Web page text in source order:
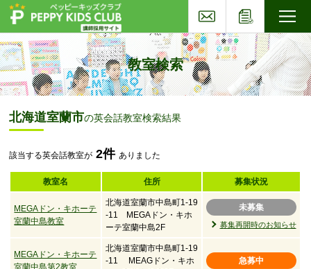
教室検索
北海道室蘭市の英会話教室検索結果
該当する英会話教室が 2件 ありました
教室名 住所 募集状況
MEGAドン・キホーテ
室蘭中島教室
北海道室蘭市中島町1-19
-11 MEGAドン・キホ
ーテ室蘭中島2F
未募集
募集再開時のお知らせ
MEGAドン・キホーテ
室蘭中島第2教室
北海道室蘭市中島町1-19
-11 MEAGドン・キホ
急募中